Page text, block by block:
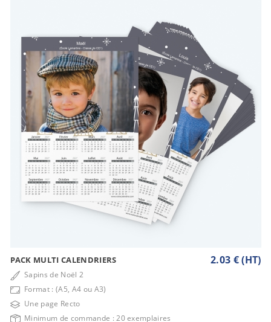
PACK MULTI CALENDRIERS
Sapins de Noël 2
Format : (A5, A4 ou A3)
Une page Recto
Minimum de commande : 20 exemplaires
2.03 € (HT)